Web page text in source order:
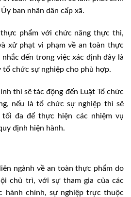
ban nhân dân cấp xã.
phẩm với chức năng thực thi,
xử phạt vi phạm về an toàn thực
nhắc đến trong việc xác định đây là
chức sự nghiệp cho phù hợp.
thì sẽ tác động đến Luật Tổ chức
nếu là tổ chức sự nghiệp thì sẽ
tối đa để thực hiện các nhiệm vụ
định hiện hành.
ngành về an toàn thực phẩm do
chủ trì, với sự tham gia của các
hành chính, sự nghiệp trực thuộc